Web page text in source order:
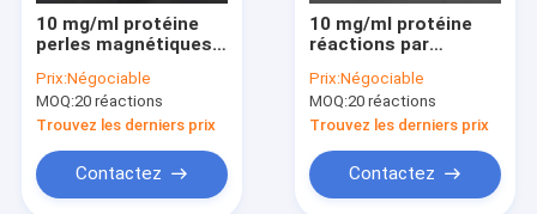
10 mg/ml protéine
perles magnétiques
l'immunoprécipitation
100 réactions
Prix:Négociable
MOQ:20 réactions
Trouvez les derniers prix
Contactez
10 mg/ml protéine
réactions par
kit 20
Prix:Négociable
MOQ:20 réactions
Trouvez les derniers prix
Contactez